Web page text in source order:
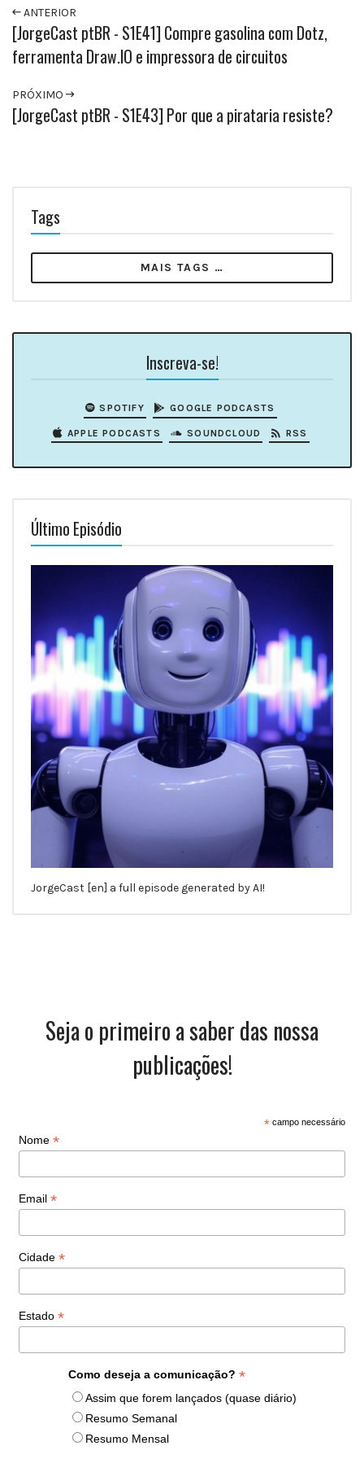
ANTERIOR
[JorgeCast ptBR - S1E41] Compre gasolina com Dotz,
ferramenta Draw.IO e impressora de circuitos
PRÓXIMO
[JorgeCast ptBR - S1E43] Por que a pirataria resiste?
Tags
MAIS TAGS …
Inscreva-se!
SPOTIFY GOOGLE PODCASTS
APPLE PODCASTS SOUNDCLOUD RSS
Último Episódio
JorgeCast [en] a full episode generated by AI!
Seja o primeiro a saber das nossa
publicações!